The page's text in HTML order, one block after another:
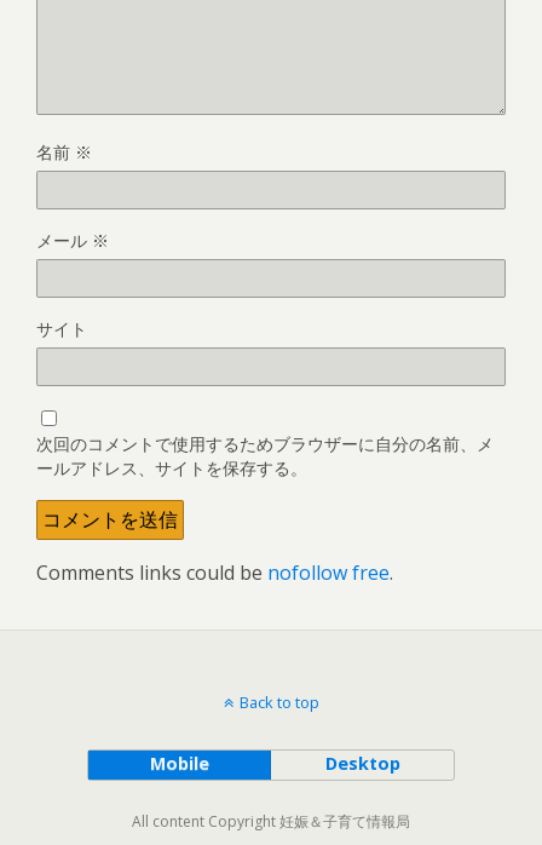
名前 ※
メール ※
サイト
次回のコメントで使用するためブラウザーに自分の名前、メ
ールアドレス、サイトを保存する。
Comments links could be nofollow free.
Back to top
Mobile Desktop
All content Copyright 妊娠＆子育て情報局